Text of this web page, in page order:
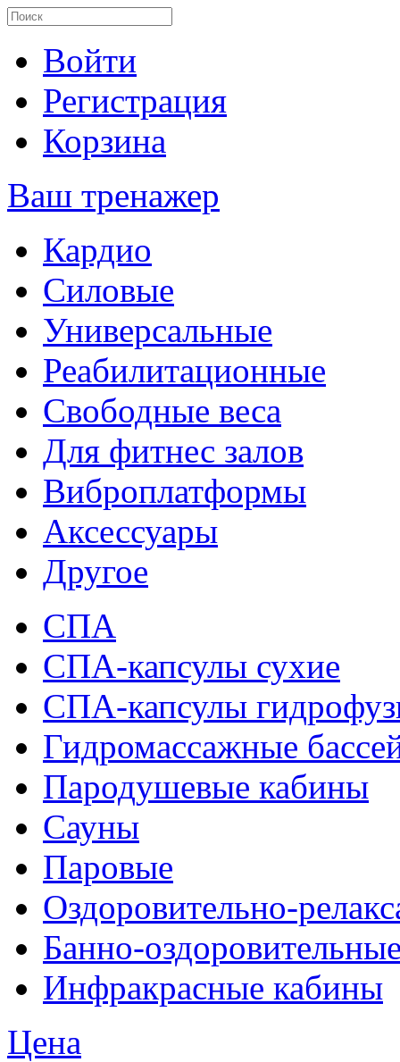
Войти
Регистрация
Корзина
Ваш тренажер
Кардио
Силовые
Универсальные
Реабилитационные
Свободные веса
Для фитнес залов
Виброплатформы
Аксессуары
Другое
СПА
СПА-капсулы сухие
СПА-капсулы
Гидромассажные
Пародушевые кабины
Сауны
Паровые
Оздоровительно-
Банно-
Инфракрасные кабины
Цена